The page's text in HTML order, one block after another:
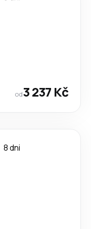
od3 237 Kč
8 dni